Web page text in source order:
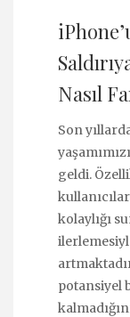
Nasıl
Son
geldi.
kolaylığı
potansiyel